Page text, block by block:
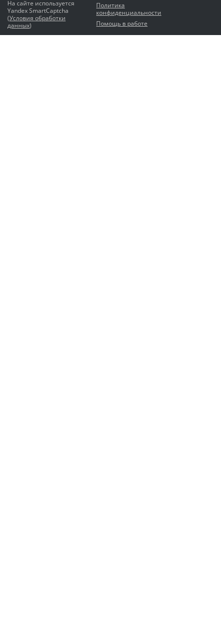
На сайте используется
Yandex SmartCaptcha
(Условия обработки
данных)
Политика
конфиденциальности
Помощь в работе